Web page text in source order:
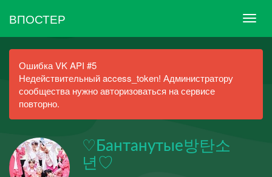
ВПОСТЕР
Ошибка VK API #5
Недействительный access_token! Администратору
сообщества нужно авторизоваться на сервисе
повторно.
♡Бантанутые방탄소
년♡